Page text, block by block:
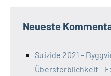
Neueste
Suizide 2021 –
Übersterblichkeit –